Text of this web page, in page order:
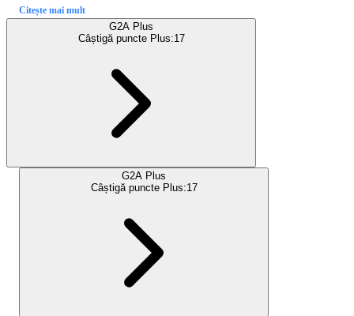
Citește mai mult
G2A Plus
Câștigă puncte Plus:17
G2A Plus
Câștigă puncte Plus:17